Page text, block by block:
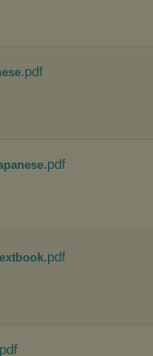
.pdf
.pdf
.pdf